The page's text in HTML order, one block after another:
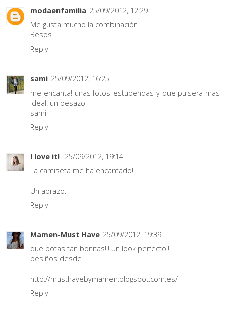
modaenfamilia 25/09/2012, 12:29
Me gusta mucho la combinación.
Besos
Reply
sami 25/09/2012, 16:25
me encanta! unas fotos estupendas y que pulsera mas
ideal! un besazo
sami
Reply
I love it! 25/09/2012, 19:14
La camiseta me ha encantado!!
Un abrazo.
Reply
Mamen-Must Have 25/09/2012, 19:39
que botas tan bonitas!!! un look perfecto!!
besiños desde
http://musthavebymamen.blogspot.com.es/
Reply